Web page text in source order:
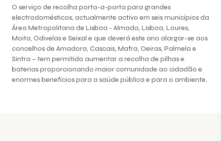
O serviço de recolha porta-a-porta para grandes
electrodomésticos, actualmente activo em seis municípios da
Área Metropolitana de Lisboa - Almada, Lisboa, Loures,
Moita, Odivelas e Seixal e que deverá este ano alargar-se aos
concelhos de Amadora, Cascais, Mafra, Oeiras, Palmela e
Sintra – tem permitido aumentar a recolha de pilhas e
baterias proporcionando maior comunidade ao cidadão e
enormes benefícios para a saúde pública e para o ambiente.